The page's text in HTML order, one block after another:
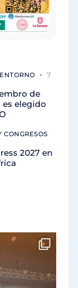
7
de
es elegido
CONGRESOS
2027 en